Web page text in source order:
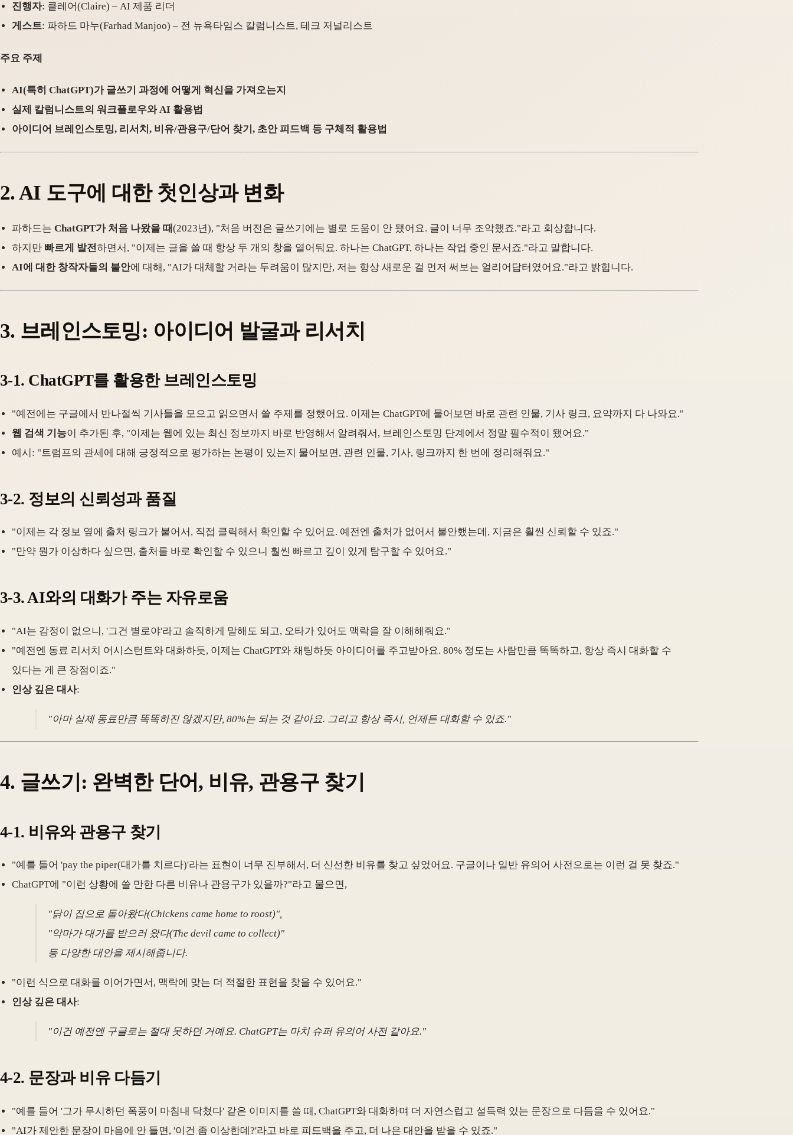
진행자: 클레어(Claire) – AI 제품 리더
게스트: 파하드 마누(Farhad Manjoo) – 전 뉴욕타임스 칼럼니스트, 테크 저널리스트
주요 주제
AI(특히 ChatGPT)가 글쓰기 과정에 어떻게 혁신을 가져오는지
실제 칼럼니스트의 워크플로우와 AI 활용법
아이디어 브레인스토밍, 리서치, 비유/관용구/단어 찾기, 초안 피드백 등 구체적 활용법
2. AI 도구에 대한 첫인상과 변화
파하드는 ChatGPT가 처음 나왔을 때(2023년), "처음 버전은 글쓰기에는 별로 도움이 안 됐어요. 글이 너무 조악했죠."라고 회상합니다.
하지만 빠르게 발전하면서, "이제는 글을 쓸 때 항상 두 개의 창을 열어둬요. 하나는 ChatGPT, 하나는 작업 중인 문서죠."라고 말합니다.
AI에 대한 창작자들의 불안에 대해, "AI가 대체할 거라는 두려움이 많지만, 저는 항상 새로운 걸 먼저 써보는 얼리어답터였어요."라고 밝힙니다.
3. 브레인스토밍: 아이디어 발굴과 리서치
3-1. ChatGPT를 활용한 브레인스토밍
"예전에는 구글에서 반나절씩 기사들을 모으고 읽으면서 쓸 주제를 정했어요. 이제는 ChatGPT에 물어보면 바로 관련 인물, 기사 링크, 요약까지 다 나와요."
웹 검색 기능이 추가된 후, "이제는 웹에 있는 최신 정보까지 바로 반영해서 알려줘서, 브레인스토밍 단계에서 정말 필수적이 됐어요."
예시: "트럼프의 관세에 대해 긍정적으로 평가하는 논평이 있는지 물어보면, 관련 인물, 기사, 링크까지 한 번에 정리해줘요."
3-2. 정보의 신뢰성과 품질
"이제는 각 정보 옆에 출처 링크가 붙어서, 직접 클릭해서 확인할 수 있어요. 예전엔 출처가 없어서 불안했는데, 지금은 훨씬 신뢰할 수 있죠."
"만약 뭔가 이상하다 싶으면, 출처를 바로 확인할 수 있으니 훨씬 빠르고 깊이 있게 탐구할 수 있어요."
3-3. AI와의 대화가 주는 자유로움
"AI는 감정이 없으니, '그건 별로야'라고 솔직하게 말해도 되고, 오타가 있어도 맥락을 잘 이해해줘요."
"예전엔 동료 리서치 어시스턴트와 대화하듯, 이제는 ChatGPT와 채팅하듯 아이디어를 주고받아요. 80% 정도는 사람만큼 똑똑하고, 항상 즉시 대화할 수
있다는 게 큰 장점이죠."
인상 깊은 대사:
"아마 실제 동료만큼 똑똑하진 않겠지만, 80%는 되는 것 같아요. 그리고 항상 즉시, 언제든 대화할 수 있죠."
4. 글쓰기: 완벽한 단어, 비유, 관용구 찾기
4-1. 비유와 관용구 찾기
"예를 들어 'pay the piper(대가를 치르다)'라는 표현이 너무 진부해서, 더 신선한 비유를 찾고 싶었어요. 구글이나 일반 유의어 사전으로는 이런 걸 못 찾죠."
ChatGPT에 "이런 상황에 쓸 만한 다른 비유나 관용구가 있을까?"라고 물으면,
"닭이 집으로 돌아왔다(Chickens came home to roost)",
"악마가 대가를 받으러 왔다(The devil came to collect)"
등 다양한 대안을 제시해줍니다.
"이런 식으로 대화를 이어가면서, 맥락에 맞는 더 적절한 표현을 찾을 수 있어요."
인상 깊은 대사:
"이건 예전엔 구글로는 절대 못하던 거예요. ChatGPT는 마치 슈퍼 유의어 사전 같아요."
4-2. 문장과 비유 다듬기
"예를 들어 '그가 무시하던 폭풍이 마침내 닥쳤다' 같은 이미지를 쓸 때, ChatGPT와 대화하며 더 자연스럽고 설득력 있는 문장으로 다듬을 수 있어요."
"AI가 제안한 문장이 마음에 안 들면, '이건 좀 이상한데?'라고 바로 피드백을 주고, 더 나은 대안을 받을 수 있죠."